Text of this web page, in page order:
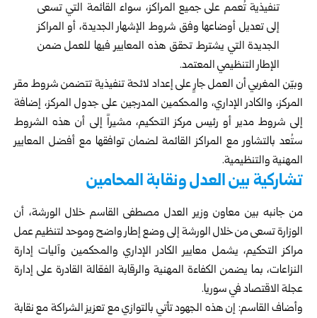
تنفيذية تُعمم على جميع المراكز، سواء القائمة التي تسعى
إلى تعديل أوضاعها وفق شروط الإشهار الجديدة، أو المراكز
الجديدة التي يشترط تحقق هذه المعايير فيها للعمل ضمن
الإطار التنظيمي المعتمد.
وبيّن المغربي أن العمل جارٍ على إعداد لائحة تنفيذية تتضمن شروط مقر
المركز، والكادر الإداري، والمحكمين المدرجين على جدول المركز، إضافة
إلى شروط مدير أو رئيس مركز التحكيم، مشيراً إلى أن هذه الشروط
ستُعد بالتشاور مع المراكز القائمة لضمان توافقها مع أفضل المعايير
المهنية والتنظيمية.
تشاركية بين العدل ونقابة المحامين
من جانبه بين معاون وزير العدل مصطفى القاسم خلال الورشة، أن
الوزارة تسعى من خلال الورشة إلى وضع إطار واضح وموحد لتنظيم عمل
مراكز التحكيم، يشمل معايير الكادر الإداري والمحكمين وآليات إدارة
النزاعات، بما يضمن الكفاءة المهنية والرقابة الفعّالة القادرة على إدارة
عجلة الاقتصاد في سوريا.
وأضاف القاسم: إن هذه الجهود تأتي بالتوازي مع تعزيز الشراكة مع نقابة